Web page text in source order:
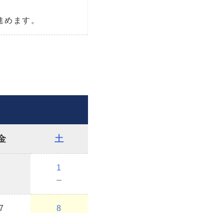
ます。
土
1
－
8